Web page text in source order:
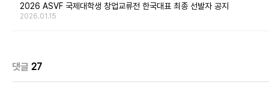
2026 ASVF 국제대학생 창업교류전 한국대표 최종 선발자 공지
2026.01.15
댓글 27